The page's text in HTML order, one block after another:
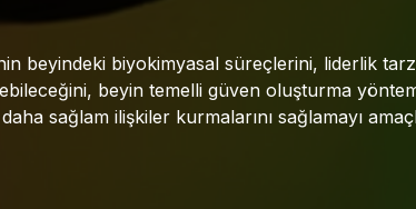
beyindeki biyokimyasal süreçlerini, liderlik
beyin temelli güven oluşturma
sağlam ilişkiler kurmalarını sağlamayı